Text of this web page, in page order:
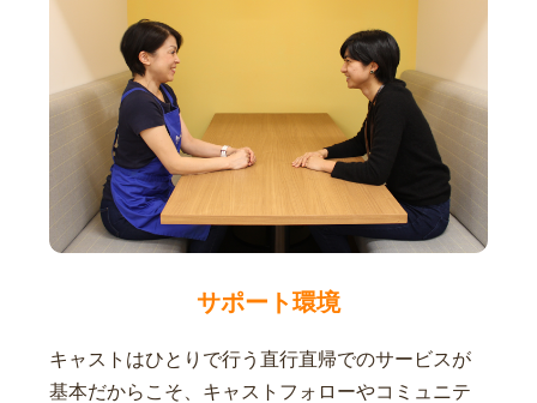
サポート環境
キャストはひとりで行う直行直帰でのサービスが
基本だからこそ、キャストフォローやコミュニテ